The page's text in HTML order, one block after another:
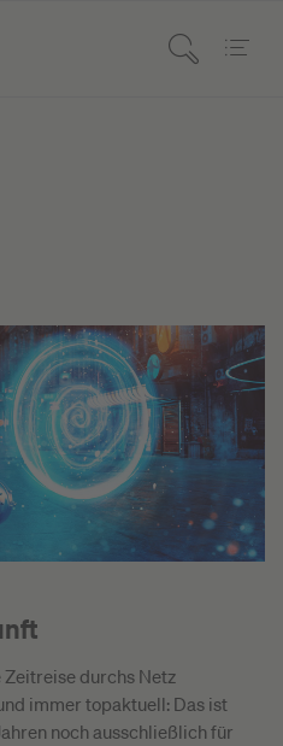
Zeitreise durchs Netz
immer topaktuell: Das ist
noch ausschließlich für